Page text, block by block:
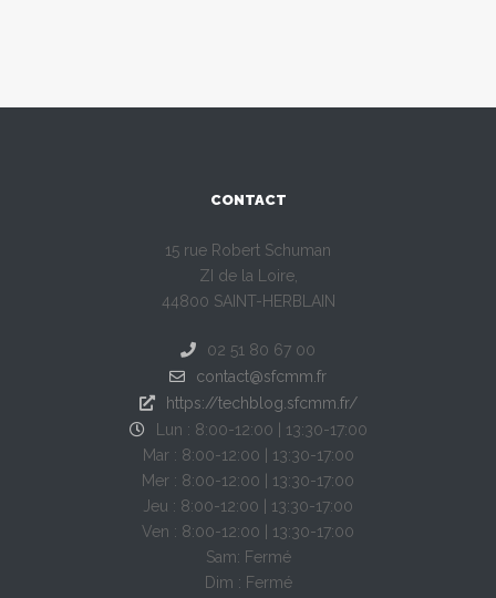
CONTACT
15 rue Robert Schuman
ZI de la Loire,
44800 SAINT-HERBLAIN
02 51 80 67 00
contact@sfcmm.fr
https://techblog.sfcmm.fr/
Lun : 8:00-12:00 | 13:30-17:00
Mar : 8:00-12:00 | 13:30-17:00
Mer : 8:00-12:00 | 13:30-17:00
Jeu : 8:00-12:00 | 13:30-17:00
Ven : 8:00-12:00 | 13:30-17:00
Sam: Fermé
Dim : Fermé